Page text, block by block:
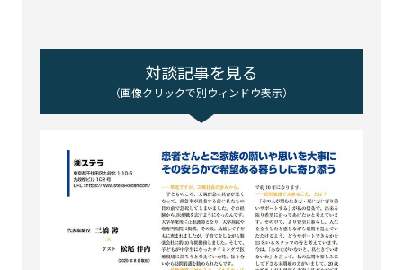
対談記事を見る
（画像クリックで別ウィンドウ表示）